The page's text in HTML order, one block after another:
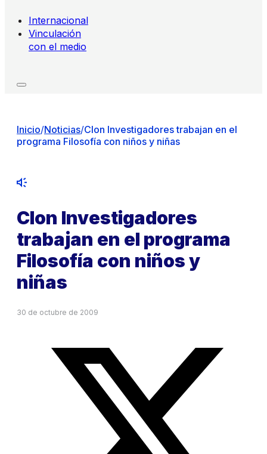
Internacional
Vinculación
con el medio
Inicio/Noticias/Clon Investigadores trabajan en el
programa Filosofía con niños y niñas
Clon Investigadores
trabajan en el programa
Filosofía con niños y
niñas
30 de octubre de 2009